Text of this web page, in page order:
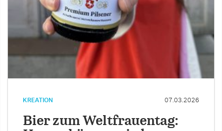
KREATION 07.03.2026
Bier zum Weltfrauentag: